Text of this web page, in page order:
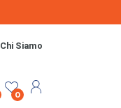
Chi Siamo
0